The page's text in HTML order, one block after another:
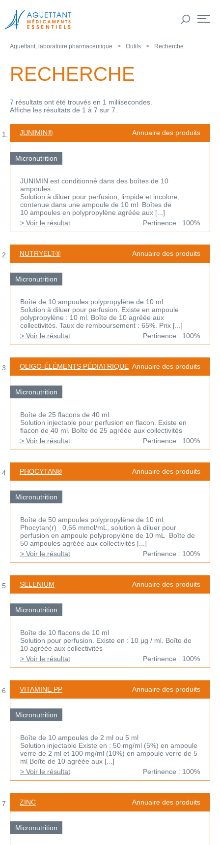
Aguettant, laboratoire pharmaceutique Outils Recherche
RECHERCHE
7 résultats ont été trouvés en 1 millisecondes.
Affiche les résultats de 1 à 7 sur 7.
JUNIMIN® Annuaire des produits
Micronutrition
JUNIMIN est conditionné dans des boîtes de 10
ampoules.
Solution à diluer pour perfusion, limpide et incolore,
contenue dans une ampoule de 10 ml. Boîtes de
10 ampoules en polypropylène agréée aux [...]
> Voir le résultat
Pertinence : 100%
NUTRYELT® Annuaire des produits
Micronutrition
Boîte de 10 ampoules polypropylène de 10 ml.
Solution à diluer pour perfusion. Existe en ampoule
polypropylène : 10 ml. Boîte de 10 agréée aux
collectivités. Taux de remboursement : 65%. Prix [...]
> Voir le résultat
Pertinence : 100%
OLIGO-ÉLÉMENTS PÉDIATRIQUE Annuaire des produits
Micronutrition
Boîte de 25 flacons de 40 ml.
Solution injectable pour perfusion en flacon. Existe en
flacon de 40 ml. Boîte de 25 agréée aux collectivités
> Voir le résultat
Pertinence : 100%
PHOCYTAN® Annuaire des produits
Micronutrition
Boîte de 50 ampoules polypropylène de 10 ml.
Phocytan(r) 0,66 mmol/mL, solution à diluer pour
perfusion en ampoule polypropylène de 10 mL Boîte de
50 ampoules agréée aux collectivités [...]
> Voir le résultat
Pertinence : 100%
SELENIUM Annuaire des produits
Micronutrition
Boîte de 10 flacons de 10 ml
Solution pour perfusion. Existe en : 10 µg / ml. Boîte de
10 agréée aux collectivités
> Voir le résultat
Pertinence : 100%
VITAMINE PP Annuaire des produits
Micronutrition
Boîte de 10 ampoules de 2 ml ou 5 ml
Solution injectable Existe en : 50 mg/ml (5%) en ampoule
verre de 2 ml et 100 mg/ml (10%) en ampoule verre de 5
ml Boîte de 10 agréée aux [...]
> Voir le résultat
Pertinence : 100%
ZINC Annuaire des produits
Micronutrition